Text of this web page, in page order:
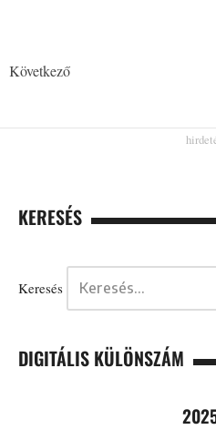
Következő
KERESÉS
Keresés
DIGITÁLIS KÜLÖNSZÁM